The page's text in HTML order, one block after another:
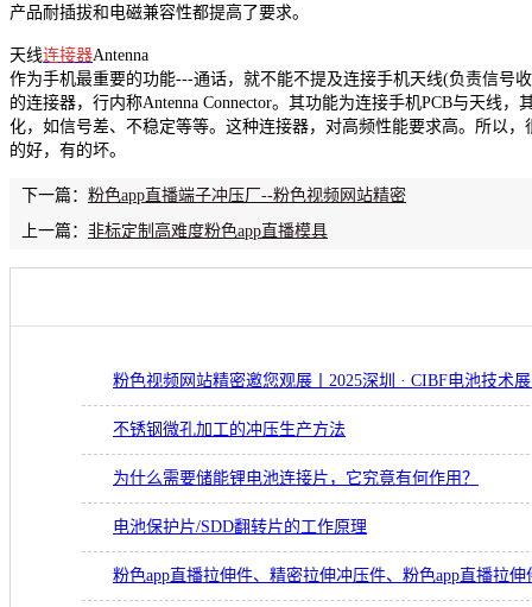
产品耐插拔和电磁兼容性都提高了要求。
天线连接器Antenna
作为手机最重要的功能---通话，就不能不提及连接手机天线(负责信号
的连接器，行内称Antenna Connector。其功能为连接手机PCB与天线
化，如信号差、不稳定等等。这种连接器，对高频性能要求高。所以
的好，有的坏。
下一篇： 粉色app直播端子冲压厂--粉色视频网站精密
上一篇： 非标定制高难度粉色app直播模具
粉色视频网站精密邀您观展丨2025深圳 · CIBF电池技术
不锈钢微孔加工的冲压生产方法
为什么需要储能锂电池连接片，它究竟有何作用？
电池保护片/SDD翻转片的工作原理
粉色app直播拉伸件、精密拉伸冲压件、粉色app直播拉伸